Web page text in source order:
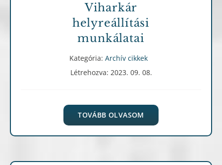
Viharkár
helyreállítási
munkálatai
Kategória: Archív cikkek
Létrehozva: 2023. 09. 08.
TOVÁBB OLVASOM